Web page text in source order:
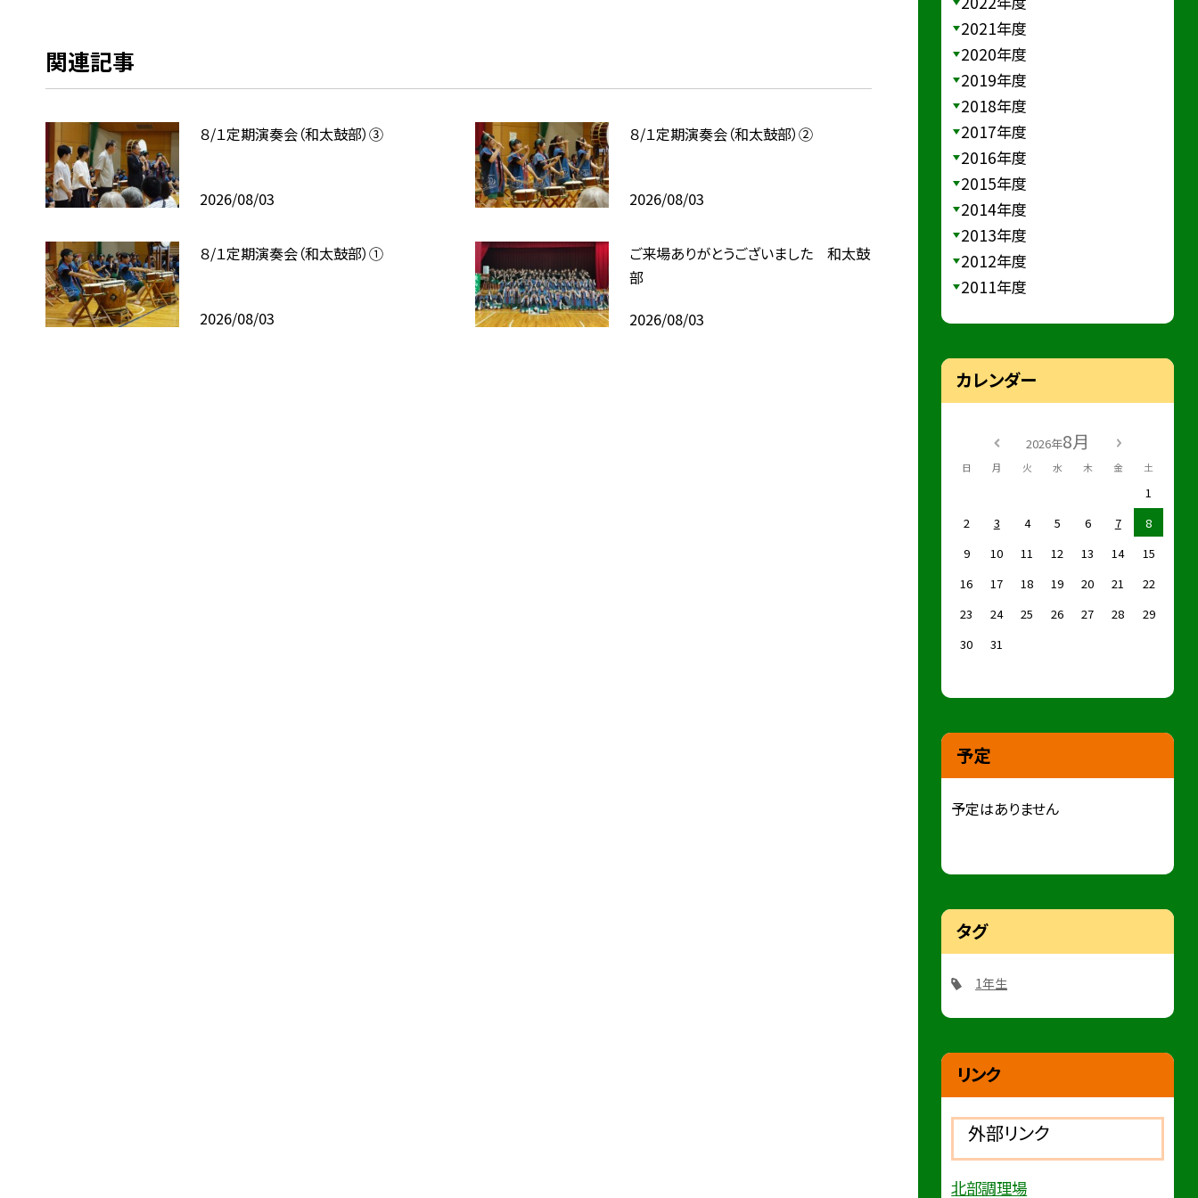
関連記事
８/１定期演奏会（和太鼓部）③
2026/08/03
８/１定期演奏会（和太鼓部）②
2026/08/03
８/１定期演奏会（和太鼓部）①
2026/08/03
ご来場ありがとうございました 和太鼓
部
2026/08/03
2021年度
2020年度
2019年度
2018年度
2017年度
2016年度
2015年度
2014年度
2013年度
2012年度
2011年度
カレンダー
2026年8月
日 月 火 水 木 金 土
1
2
3 4 5 6 7
8
9
10 11 12 13 14
15
16
17 18 19 20 21
22
23
24 25 26 27 28
29
30
31
予定
予定はありません
タグ
1年生
リンク
外部リンク
北部調理場